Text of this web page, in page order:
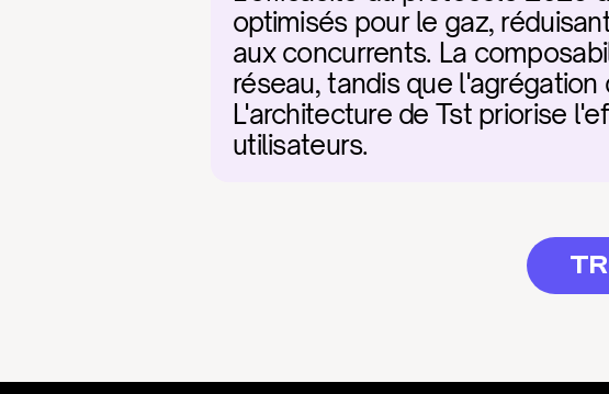
optimisés pour le gaz,
aux concurrents. La
réseau, tandis que
L'architecture de Tst priorise
utilisateurs.